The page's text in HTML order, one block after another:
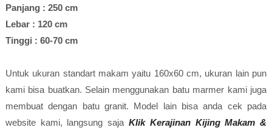
Panjang : 250 cm
Lebar : 120 cm
Tinggi : 60-70 cm
Untuk ukuran standart makam yaitu 160x60 cm, ukuran lain pun
kami bisa buatkan. Selain menggunakan batu marmer kami juga
membuat dengan batu granit. Model lain bisa anda cek pada
website kami, langsung saja Klik Kerajinan Kijing Makam &